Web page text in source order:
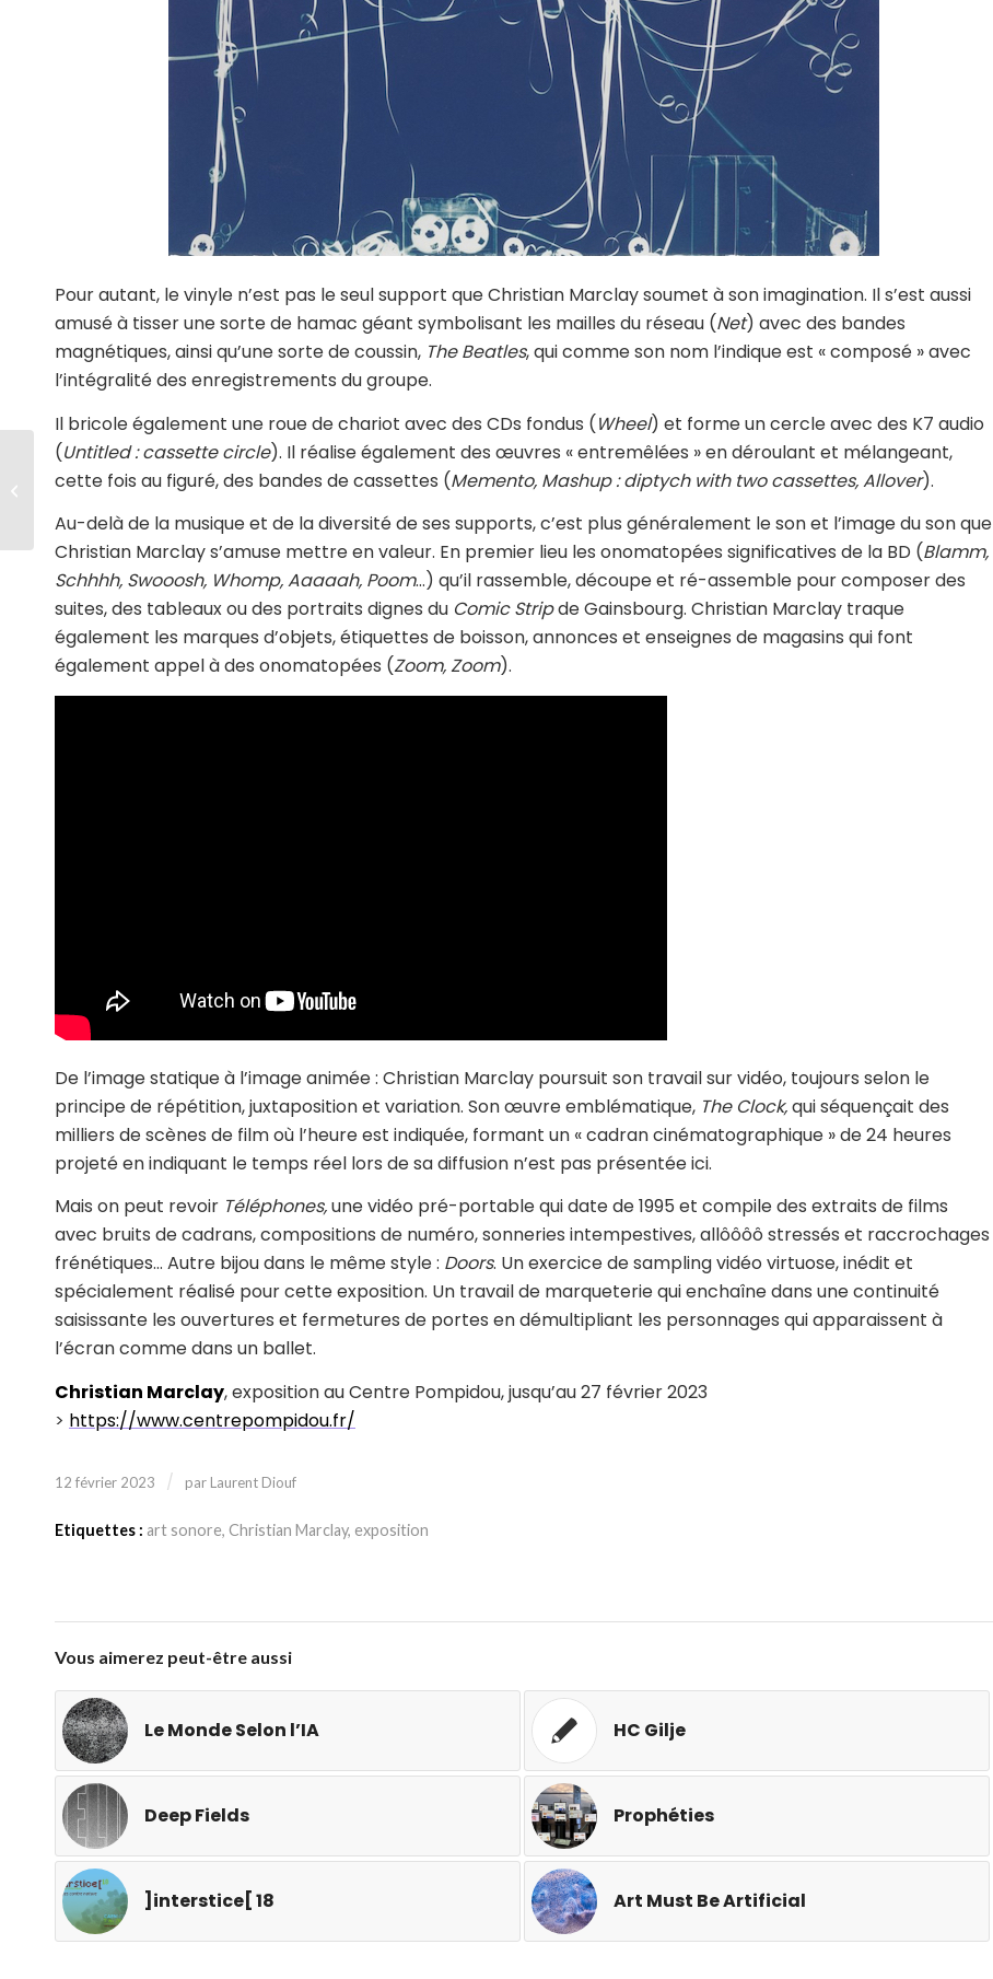
Pour autant, le vinyle n’est pas le seul support que Christian Marclay soumet à son imagination. Il s’est aussi
amusé à tisser une sorte de hamac géant symbolisant les mailles du réseau (Net) avec des bandes
magnétiques, ainsi qu’une sorte de coussin, The Beatles, qui comme son nom l’indique est « composé » avec
l’intégralité des enregistrements du groupe.
Il bricole également une roue de chariot avec des CDs fondus (Wheel) et forme un cercle avec des K7 audio
(Untitled : cassette circle). Il réalise également des œuvres « entremêlées » en déroulant et mélangeant,
cette fois au figuré, des bandes de cassettes (Memento, Mashup : diptych with two cassettes, Allover).
Au-delà de la musique et de la diversité de ses supports, c’est plus généralement le son et l’image du son que
Christian Marclay s’amuse mettre en valeur. En premier lieu les onomatopées significatives de la BD (Blamm,
Schhhh, Swooosh, Whomp, Aaaaah, Poom…) qu’il rassemble, découpe et ré-assemble pour composer des
suites, des tableaux ou des portraits dignes du Comic Stripde Gainsbourg. Christian Marclay traque
également les marques d’objets, étiquettes de boisson, annonces et enseignes de magasins qui font
également appel à des onomatopées (Zoom, Zoom).
De l’image statique à l’image animée : Christian Marclay poursuit son travail sur vidéo, toujours selon le
principe de répétition, juxtaposition et variation. Son œuvre emblématique, The Clock,qui séquençait des
milliers de scènes de film où l’heure est indiquée, formant un « cadran cinématographique » de 24 heures
projeté en indiquant le temps réel lors de sa diffusion n’est pas présentée ici.
Mais on peut revoir Téléphones,une vidéo pré-portable qui date de 1995 et compile des extraits de films
avec bruits de cadrans, compositions de numéro, sonneries intempestives, allôôôô stressés et raccrochages
frénétiques… Autre bijou dans le même style : Doors. Un exercice de sampling vidéo virtuose, inédit et
spécialement réalisé pour cette exposition. Un travail de marqueterie qui enchaîne dans une continuité
saisissante les ouvertures et fermetures de portes en démultipliant les personnages qui apparaissent à
l’écran comme dans un ballet.
Christian Marclay, exposition au Centre Pompidou, jusqu’au 27 février 2023
> https://www.centrepompidou.fr/
12 février 2023 / par Laurent Diouf
Etiquettes : art sonore, Christian Marclay, exposition
Vous aimerez peut-être aussi
Le Monde Selon l’IA HC Gilje
Deep Fields Prophéties
]interstice[ 18 Art Must Be Artificial
art & science-fiction